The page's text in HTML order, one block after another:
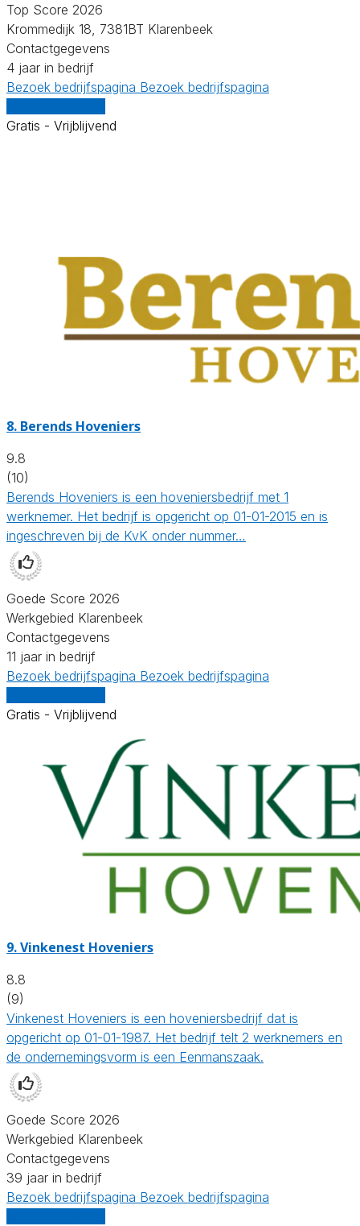
Top Score 2026
Krommedijk 18, 7381BT Klarenbeek
Contactgegevens
4 jaar in bedrijf
Bezoek bedrijfspagina Bezoek bedrijfspagina
Gratis - Vrijblijvend
8. Berends Hoveniers
9.8
(10)
Berends Hoveniers is een hoveniersbedrijf met 1
werknemer. Het bedrijf is opgericht op 01-01-2015 en is
ingeschreven bij de KvK onder nummer…
Goede Score 2026
Werkgebied Klarenbeek
Contactgegevens
11 jaar in bedrijf
Bezoek bedrijfspagina Bezoek bedrijfspagina
Gratis - Vrijblijvend
9.Vinkenest Hoveniers
8.8
(9)
Vinkenest Hoveniers is een hoveniersbedrijf dat is
opgericht op 01-01-1987. Het bedrijf telt 2 werknemers en
de ondernemingsvorm is een Eenmanszaak.
Goede Score 2026
Werkgebied Klarenbeek
Contactgegevens
39 jaar in bedrijf
Bezoek bedrijfspagina Bezoek bedrijfspagina